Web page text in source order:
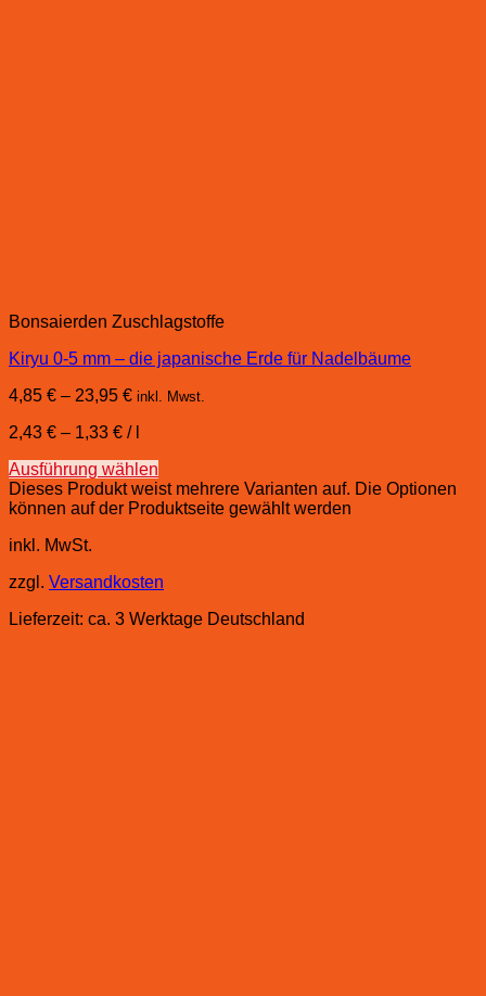
Bonsaierden Zuschlagstoffe
Kiryu 0-5 mm – die japanische Erde für Nadelbäume
4,85 € – 23,95 € inkl. Mwst.
2,43 € – 1,33 € /
Ausführung wählen
Dieses Produkt weist mehrere Varianten auf. Die Optionen
können auf der Produktseite gewählt werden
inkl. MwSt.
zzgl. Versandkosten
Lieferzeit: ca. 3 Werktage Deutschland